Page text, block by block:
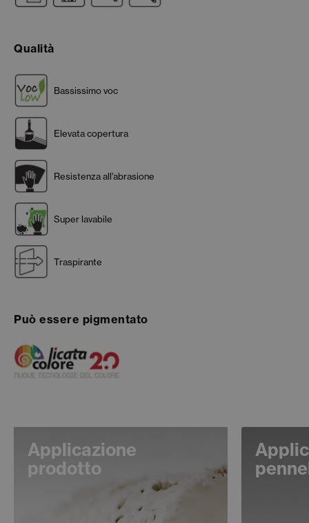
Qualità
Bassissimo voc
Elevata copertura
Resistenza all'abrasione
Super lavabile
Traspirante
Può essere pigmentato
Applicazione
prodotto